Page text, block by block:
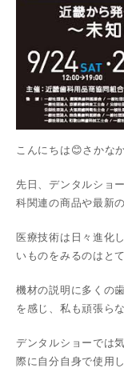
こんにちは😊さかな
先日、デンタルショ
科関連の商品や最新
医療技術は日々進化
いものをみるのはと
機材の説明に多くの
を感じ、私も頑張ら
デンタルショーでは
際に自分自身で使用